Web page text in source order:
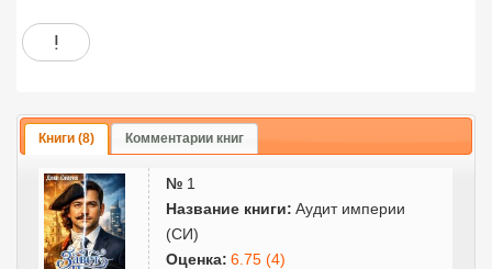
!
Книги (8) Комментарии книг
№ 1
Название книги: Аудит империи
(СИ)
Оценка: 6.75 (4)